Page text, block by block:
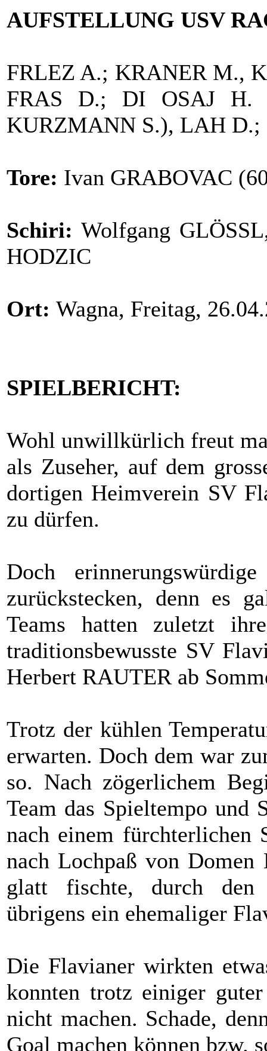
AUFSTELLUNG USV
FRLEZ A.; KRANER M.,
FRAS D.; DI OSAJ
KURZMANN S.), LAH D.;
Tore: Ivan GRABOVAC
Schiri:Wolfgang
HODZIC
Ort: Wagna, Freitag,
SPIELBERICHT:
Wohl unwillkürlich freut
als Zuseher, auf dem
dortigen Heimverein SV
zu dürfen.
Doch
zurückstecken, denn es
Teams hatten zuletzt
traditionsbewusste SV
Herbert RAUTER ab
Trotz der kühlen
erwarten. Doch dem war
so. Nach zögerlichem
Team das Spieltempo und
nach einem fürchterlichen
nach Lochpaß von
glatt fischte, durch den
übrigens ein ehemaliger
Die Flavianer wirkten
konnten trotz einiger
nicht machen. Schade,
Goal machen können bzw.